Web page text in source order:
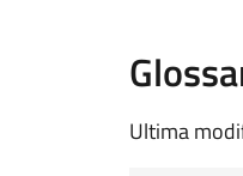
Ultima